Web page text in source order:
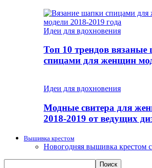
Идеи для вдохновения
Топ 10 трендов
спицами для женщин
Идеи для вдохновения
Модные свитера для
2018-2019 от ведущих
Вышивка крестом
Новогодняя вышивка крестом